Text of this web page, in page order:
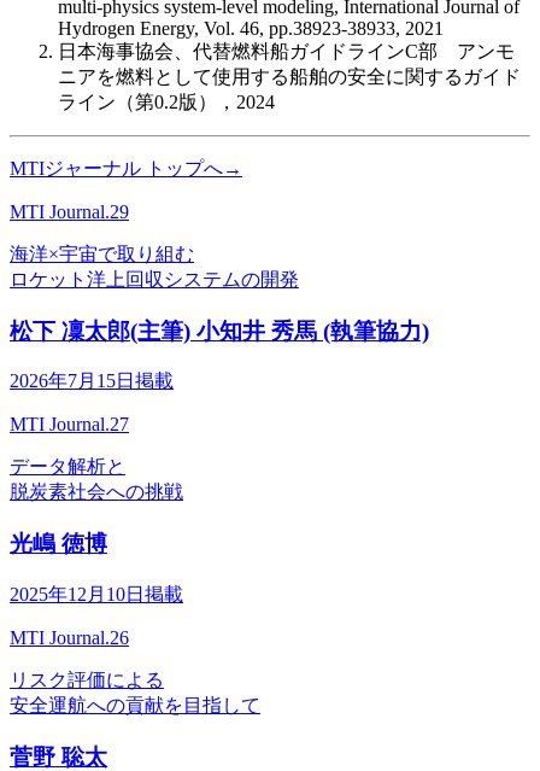
multi-physics system-level modeling, International Journal of
Hydrogen Energy, Vol. 46, pp.38923-38933, 2021
日本海事協会、代替燃料船ガイドラインC部 アンモ
ニアを燃料として使用する船舶の安全に関するガイド
ライン（第0.2版），2024
MTIジャーナル トップへ→
MTI Journal.29
海洋×宇宙で取り組む
ロケット洋上回収システムの開発
松下 凜太郎(主筆) 小知井 秀馬 (執筆協力)
2026年7月15日掲載
MTI Journal.27
データ解析と
脱炭素社会への挑戦
光嶋 徳博
2025年12月10日掲載
MTI Journal.26
リスク評価による
安全運航への貢献を目指して
菅野 聡太